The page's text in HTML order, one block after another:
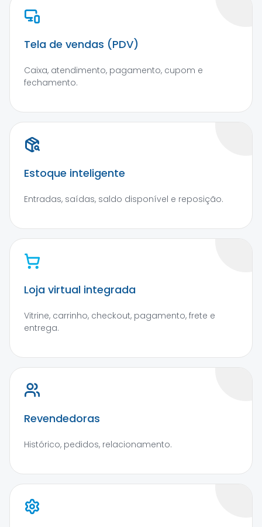
Tela de vendas (PDV)
Caixa, atendimento, pagamento, cupom e
fechamento.
Estoque inteligente
Entradas, saídas, saldo disponível e reposição.
Loja virtual integrada
Vitrine, carrinho, checkout, pagamento, frete e
entrega.
Revendedoras
Histórico, pedidos, relacionamento.